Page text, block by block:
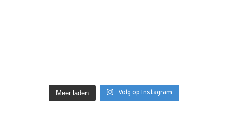
Meer laden Volg op Instagram